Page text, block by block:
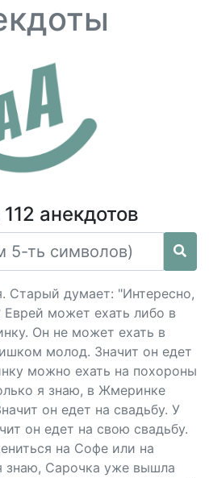
анекдотов
Старый думает: "Интересно,
Еврей может ехать либо в
Он не может ехать в
молод. Значит он едет
можно ехать на похороны
я знаю, в Жмеринке
он едет на свадьбу. У
он едет на свою свадьбу.
на Софе или на
знаю, Сарочка уже вышла